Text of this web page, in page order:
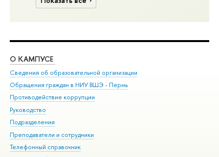
О КАМПУСЕ
Сведения об образовательной организации
Обращения граждан в НИУ ВШЭ - Пермь
Противодействие коррупции
Руководство
Подразделения
Преподаватели и сотрудники
Телефонный справочник